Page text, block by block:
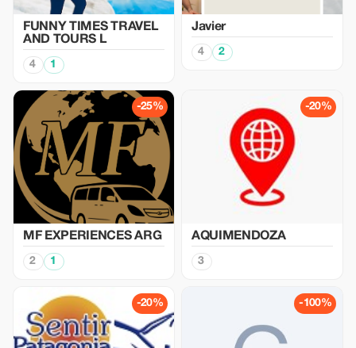
FUNNY TIMES TRAVEL
AND TOURS L
4 1
Javier
4 2
-25%
MF EXPERIENCES ARG
2 1
-20%
AQUIMENDOZA
3
-20% -100%